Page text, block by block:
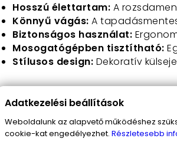
Hosszú élettartam: A
Könnyű vágás: A
Biztonságos használat:
Mosogatógépben tisztítható:
Stílusos design: Dekoratív
közben
során megtapasztalhatod,
erős pengéje tökéletes a
feladatra alkalmas. A
a szett könnyen kezelhető és
Adatkezelési beállítások
Weboldalunk az alapvető működéshez
cookie-kat engedélyezhet. Részletesebb